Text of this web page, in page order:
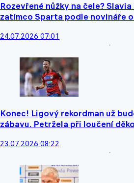
Rozevřené nůžky na čele?
zatímco Sparta podle novináře
24.07.2026 07:01
Konec! Ligový rekordman už
zábavu. Petržela při loučení
23.07.2026 08:22